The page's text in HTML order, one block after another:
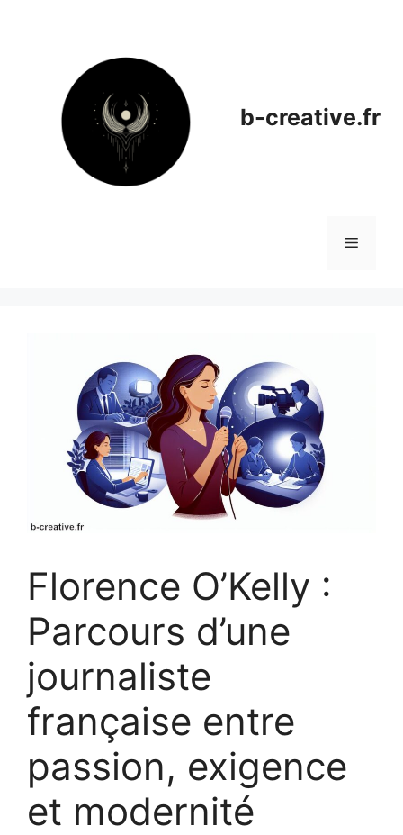
b-creative.fr
Menu
Florence O’Kelly :
Parcours d’une
journaliste
française entre
passion, exigence
et modernité